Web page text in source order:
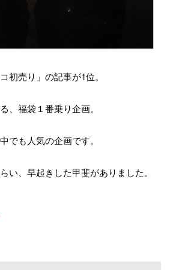
初売り」の記事が1位。
、福袋１番乗り企画。
でも人気の企画です。
い、早起きした甲斐がありました。